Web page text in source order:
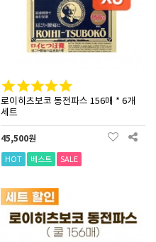
로이히츠보코 동전파스 156매 * 6개
세트
45,500원
HOT 베스트 SALE